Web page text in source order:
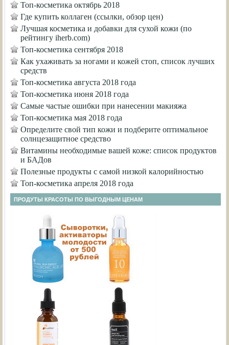
Топ-косметика октябрь 2018
Где купить коллаген (ссылки, обзор цен)
Лучшая косметика и добавки для сухой кожи (по
рейтингу iherb.com)
Топ-косметика сентября 2018
Как ухаживать за ногами и кожей стоп, список лучших
средств
Топ-косметика августа 2018 года
Топ-косметика июня 2018 года
Самые частые ошибки при нанесении макияжа
Топ-косметика мая 2018 года
Определите свой тип кожи и подберите оптимальное
солнцезащитное средство
Витамины необходимые вашей коже: список продуктов
и БАДов
Полезные продукты с самой низкой калорийностью
Топ-косметика апреля 2018 года
ПРОДУТЫ КРАСОТЫ ПО ВЫГОДНЫМ ЦЕНАМ